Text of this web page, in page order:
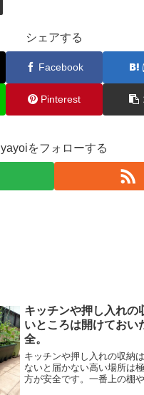
シェアする
Facebook
Pinterest
yayoiをフォローする
キッチンや押し入れの
いところは開けておい
全。
キッチンや押し入れの収納
ないと届かない高い場所は
方が安全です。一番上の棚や